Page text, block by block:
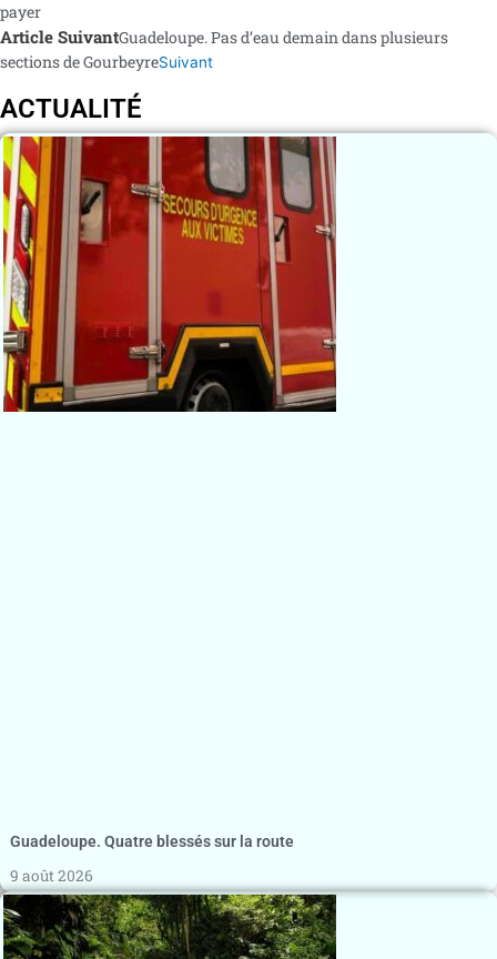
payer
Article SuivantGuadeloupe. Pas d’eau demain dans plusieurs
sections de GourbeyreSuivant
ACTUALITÉ
Guadeloupe. Quatre blessés sur la route
9 août 2026